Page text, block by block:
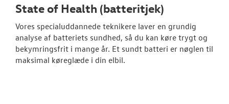
State of Health (batteritjek)
Vores specialuddannede teknikere laver en grundig
analyse af batteriets sundhed, så du kan køre trygt og
bekymringsfrit i mange år. Et sundt batteri er nøglen til
maksimal køreglæde i din elbil.